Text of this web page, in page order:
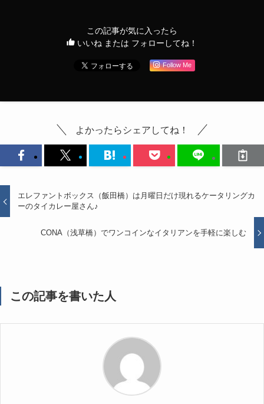
この記事が気に入ったら
いいね または フォローしてね！
Follow Me
よかったらシェアしてね！
エレファントボックス（飯田橋）は月曜日だけ現れるケータリングカ
ーのタイカレー屋さん♪
CONA（浅草橋）でワンコインなイタリアンを手軽に楽しむ
この記事を書いた人